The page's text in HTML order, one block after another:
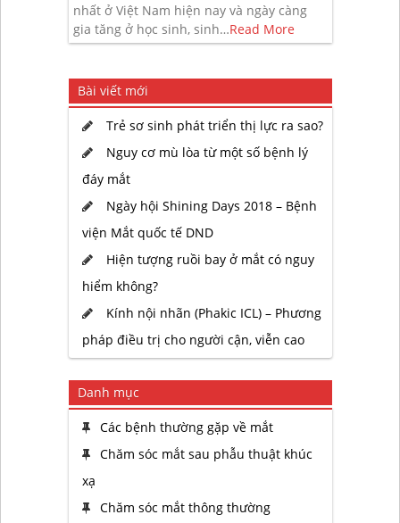
nhất ở Việt Nam hiện nay và ngày càng
gia tăng ở học sinh, sinh…Read More
Bài viết mới
Trẻ sơ sinh phát triển thị lực ra sao?
Nguy cơ mù lòa từ một số bệnh lý
đáy mắt
Ngày hội Shining Days 2018 – Bệnh
viện Mắt quốc tế DND
Hiện tượng ruồi bay ở mắt có nguy
hiểm không?
Kính nội nhãn (Phakic ICL) – Phương
pháp điều trị cho người cận, viễn cao
Danh mục
Các bệnh thường gặp về mắt
Chăm sóc mắt sau phẫu thuật khúc
xạ
Chăm sóc mắt thông thường